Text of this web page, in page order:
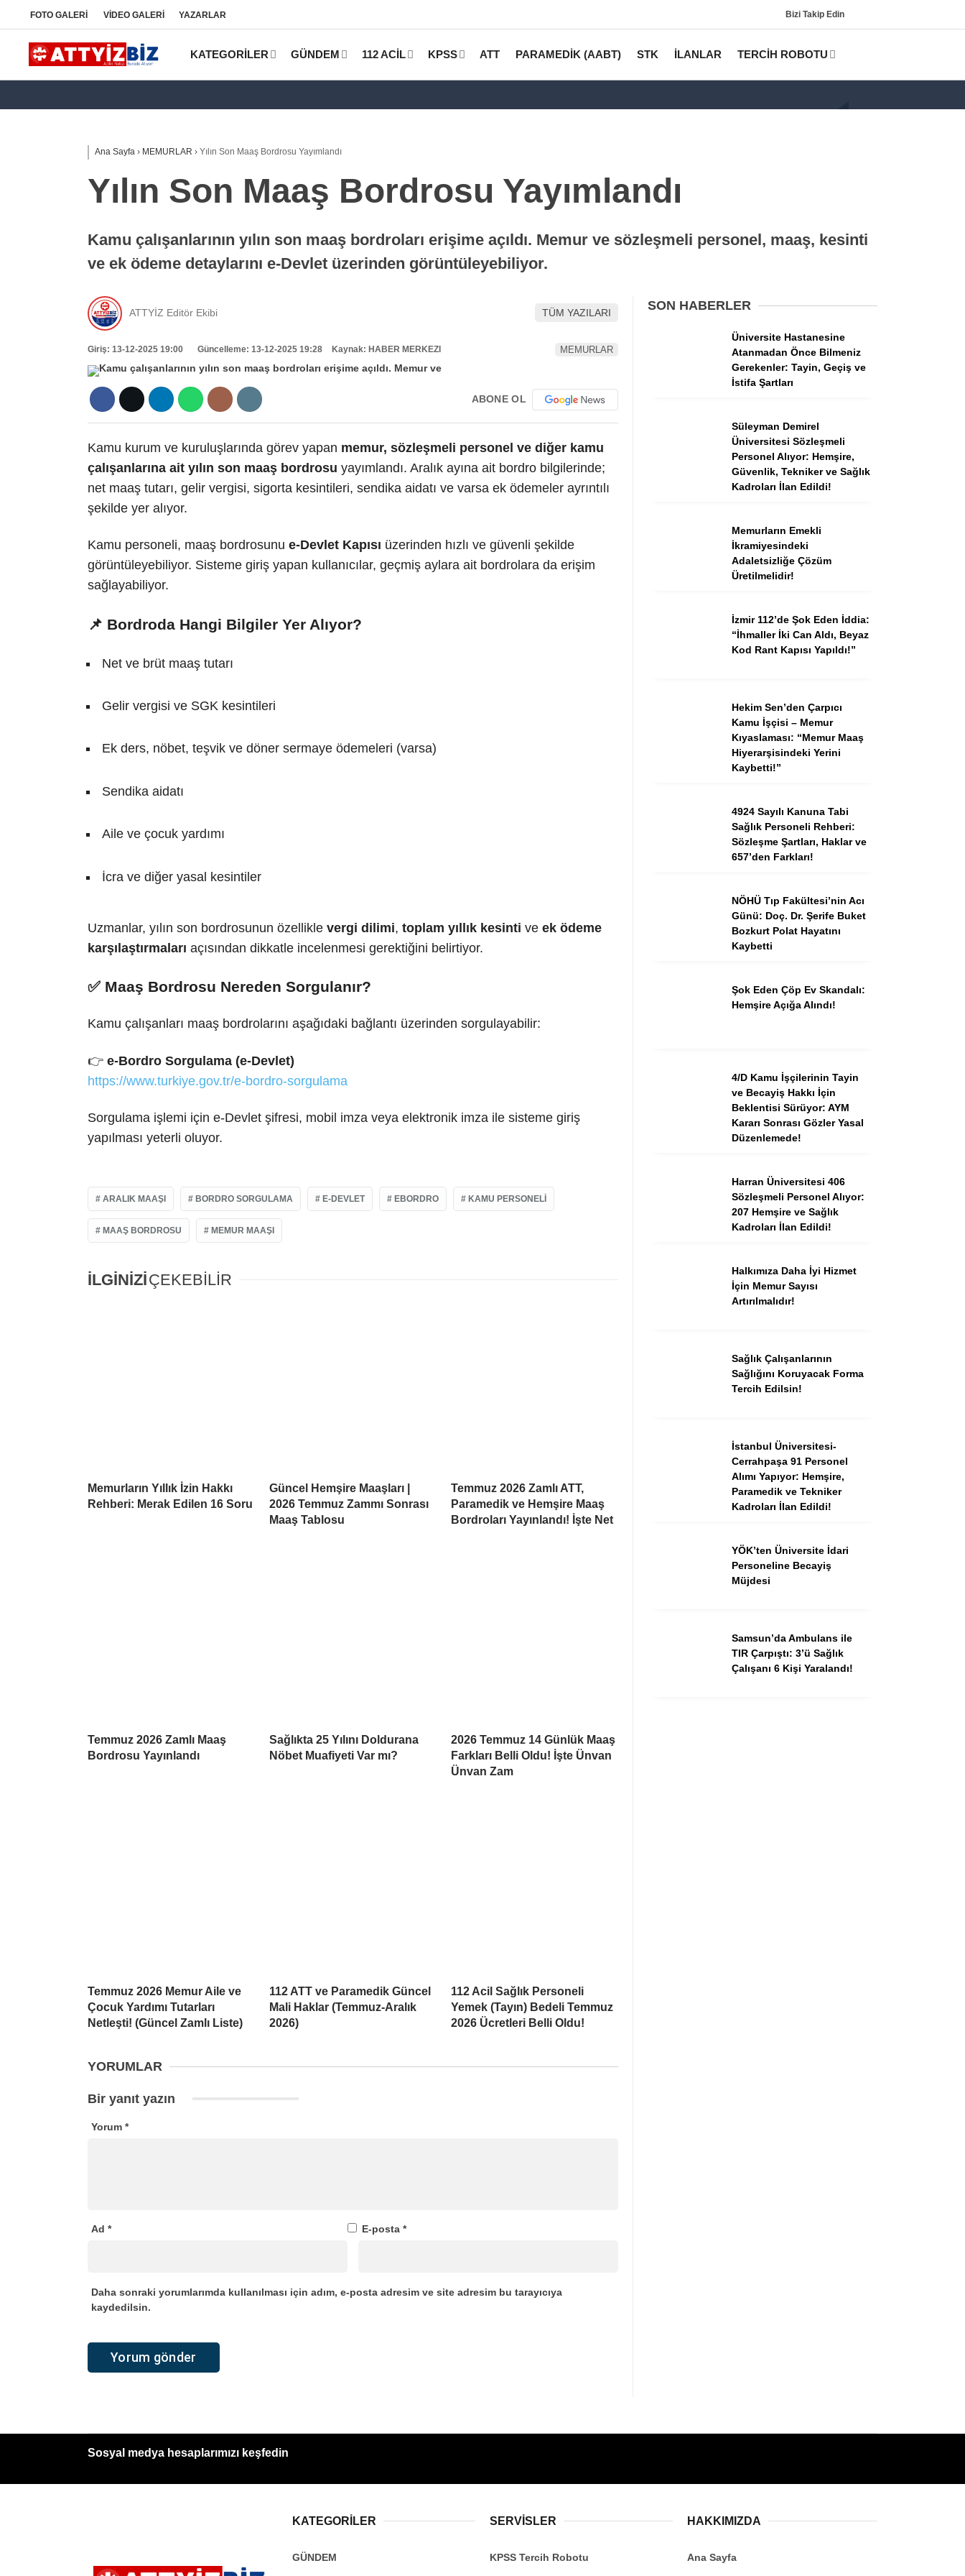
Gündem
Tercih Robotu (Lise)
Facebook
FOTO GALERİ VİDEO GALERİ YAZARLAR Bizi Takip Edin
KATEGORİLER GÜNDEM 112 ACİL KPSS ATT PARAMEDİK (AABT) STK İLANLAR TERCİH ROBOTU
Ana Sayfa › MEMURLAR › Yılın Son Maaş Bordrosu Yayımlandı
Yılın Son Maaş Bordrosu Yayımlandı
Kamu çalışanlarının yılın son maaş bordroları erişime açıldı. Memur ve sözleşmeli personel, maaş, kesinti
ve ek ödeme detaylarını e-Devlet üzerinden görüntüleyebiliyor.
ATTYİZ Editör Ekibi TÜM YAZILARI
Giriş: 13-12-2025 19:00 Güncelleme: 13-12-2025 19:28 Kaynak: HABER MERKEZI MEMURLAR
ABONE OL
Kamu kurum ve kuruluşlarında görev yapan memur, sözleşmeli personel ve diğer kamu
çalışanlarına ait yılın son maaş bordrosu yayımlandı. Aralık ayına ait bordro bilgilerinde;
net maaş tutarı, gelir vergisi, sigorta kesintileri, sendika aidatı ve varsa ek ödemeler ayrıntılı
şekilde yer alıyor.
Kamu personeli, maaş bordrosunu e-Devlet Kapısı üzerinden hızlı ve güvenli şekilde
görüntüleyebiliyor. Sisteme giriş yapan kullanıcılar, geçmiş aylara ait bordrolara da erişim
sağlayabiliyor.
📌 Bordroda Hangi Bilgiler Yer Alıyor?
Net ve brüt maaş tutarı
Gelir vergisi ve SGK kesintileri
Ek ders, nöbet, teşvik ve döner sermaye ödemeleri (varsa)
Sendika aidatı
Aile ve çocuk yardımı
İcra ve diğer yasal kesintiler
Uzmanlar, yılın son bordrosunun özellikle vergi dilimi, toplam yıllık kesinti ve ek ödeme
karşılaştırmaları açısından dikkatle incelenmesi gerektiğini belirtiyor.
✅ Maaş Bordrosu Nereden Sorgulanır?
Kamu çalışanları maaş bordrolarını aşağıdaki bağlantı üzerinden sorgulayabilir:
👉 e-Bordro Sorgulama (e-Devlet)
https://www.turkiye.gov.tr/e-bordro-sorgulama
Sorgulama işlemi için e-Devlet şifresi, mobil imza veya elektronik imza ile sisteme giriş
yapılması yeterli oluyor.
ARALIK MAAŞI BORDRO SORGULAMA E-DEVLET EBORDRO KAMU PERSONELI
MAAŞ BORDROSU MEMUR MAAŞI
İLGİNİZİÇEKEBİLİR
Memurların Yıllık İzin Hakkı
Rehberi: Merak Edilen 16 Soru
Güncel Hemşire Maaşları |
2026 Temmuz Zammı Sonrası
Maaş Tablosu
Temmuz 2026 Zamlı ATT,
Paramedik ve Hemşire Maaş
Bordroları Yayınlandı! İşte Net
Temmuz 2026 Zamlı Maaş
Bordrosu Yayınlandı
Sağlıkta 25 Yılını Doldurana
Nöbet Muafiyeti Var mı?
2026 Temmuz 14 Günlük Maaş
Farkları Belli Oldu! İşte Ünvan
Ünvan Zam
Temmuz 2026 Memur Aile ve
Çocuk Yardımı Tutarları
Netleşti! (Güncel Zamlı Liste)
112 ATT ve Paramedik Güncel
Mali Haklar (Temmuz-Aralık
2026)
112 Acil Sağlık Personeli
Yemek (Tayın) Bedeli Temmuz
2026 Ücretleri Belli Oldu!
YORUMLAR
Bir yanıt yazın
Yorum *
Ad * E-posta *
Daha sonraki yorumlarımda kullanılması için adım, e-posta adresim ve site adresim bu tarayıcıya
kaydedilsin.
SON HABERLER
Üniversite Hastanesine
Atanmadan Önce Bilmeniz
Gerekenler: Tayin, Geçiş ve
İstifa Şartları
Süleyman Demirel
Üniversitesi Sözleşmeli
Personel Alıyor: Hemşire,
Güvenlik, Tekniker ve Sağlık
Kadroları İlan Edildi!
Memurların Emekli
İkramiyesindeki
Adaletsizliğe Çözüm
Üretilmelidir!
İzmir 112’de Şok Eden İddia:
“İhmaller İki Can Aldı, Beyaz
Kod Rant Kapısı Yapıldı!”
Hekim Sen’den Çarpıcı
Kamu İşçisi – Memur
Kıyaslaması: “Memur Maaş
Hiyerarşisindeki Yerini
Kaybetti!”
4924 Sayılı Kanuna Tabi
Sağlık Personeli Rehberi:
Sözleşme Şartları, Haklar ve
657’den Farkları!
NÖHÜ Tıp Fakültesi’nin Acı
Günü: Doç. Dr. Şerife Buket
Bozkurt Polat Hayatını
Kaybetti
Şok Eden Çöp Ev Skandalı:
Hemşire Açığa Alındı!
4/D Kamu İşçilerinin Tayin
ve Becayiş Hakkı İçin
Beklentisi Sürüyor: AYM
Kararı Sonrası Gözler Yasal
Düzenlemede!
Harran Üniversitesi 406
Sözleşmeli Personel Alıyor:
207 Hemşire ve Sağlık
Kadroları İlan Edildi!
Halkımıza Daha İyi Hizmet
İçin Memur Sayısı
Artırılmalıdır!
Sağlık Çalışanlarının
Sağlığını Koruyacak Forma
Tercih Edilsin!
İstanbul Üniversitesi-
Cerrahpaşa 91 Personel
Alımı Yapıyor: Hemşire,
Paramedik ve Tekniker
Kadroları İlan Edildi!
YÖK’ten Üniversite İdari
Personeline Becayiş
Müjdesi
Samsun’da Ambulans ile
TIR Çarpıştı: 3’ü Sağlık
Çalışanı 6 Kişi Yaralandı!
Sosyal medya hesaplarımızı keşfedin
KATEGORİLER
GÜNDEM
SERVİSLER
KPSS Tercih Robotu
HAKKIMIZDA
Ana Sayfa